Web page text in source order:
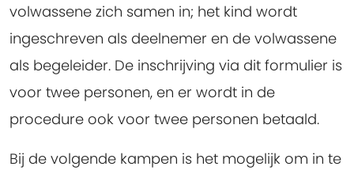
volwassene zich samen in; het kind wordt
ingeschreven als deelnemer en de volwassene
als begeleider. De inschrijving via dit formulier is
voor twee personen, en er wordt in de
procedure ook voor twee personen betaald.
Bij de volgende kampen is het mogelijk om in te